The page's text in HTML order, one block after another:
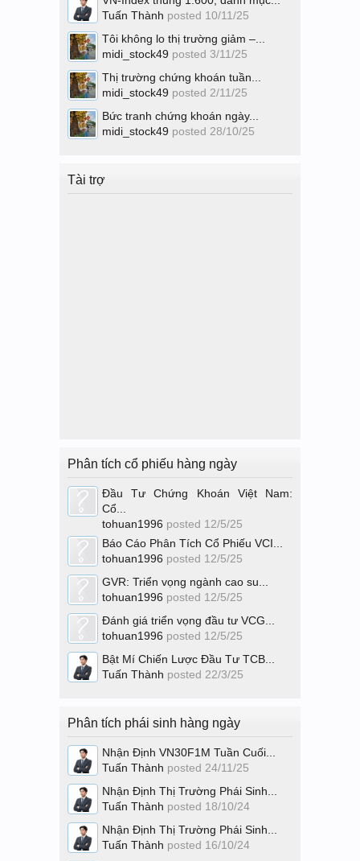
Tuấn Thành posted 10/11/25
Tôi không lo thị trường giảm –...
midi_stock49 posted 3/11/25
Thị trường chứng khoán tuần...
midi_stock49 posted 2/11/25
Bức tranh chứng khoán ngày...
midi_stock49 posted 28/10/25
Tài trợ
Phân tích cổ phiếu hàng ngày
Đầu Tư Chứng Khoán Việt Nam:
Cổ...
tohuan1996 posted 12/5/25
Báo Cáo Phân Tích Cổ Phiếu VCI...
tohuan1996 posted 12/5/25
GVR: Triển vọng ngành cao su...
tohuan1996 posted 12/5/25
Đánh giá triển vọng đầu tư VCG...
tohuan1996 posted 12/5/25
Bật Mí Chiến Lược Đầu Tư TCB...
Tuấn Thành posted 22/3/25
Phân tích phái sinh hàng ngày
Nhận Định VN30F1M Tuần Cuối...
Tuấn Thành posted 24/11/25
Nhận Định Thị Trường Phái Sinh...
Tuấn Thành posted 18/10/24
Nhận Định Thị Trường Phái Sinh...
Tuấn Thành posted 16/10/24